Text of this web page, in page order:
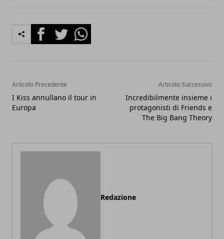
FacebookTwitterWhatsapp
Articolo Precedente
I Kiss annullano il tour in
Europa
Articolo Successivo
Incredibilmente insieme i
protagonisti di Friends e
The Big Bang Theory
Redazione